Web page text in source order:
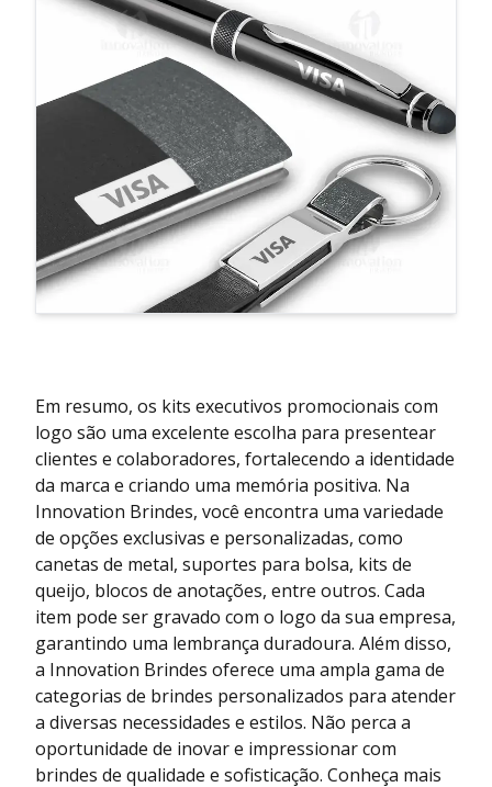
Em resumo, os kits executivos promocionais com
logo são uma excelente escolha para presentear
clientes e colaboradores, fortalecendo a identidade
da marca e criando uma memória positiva. Na
Innovation Brindes, você encontra uma variedade
de opções exclusivas e personalizadas, como
canetas de metal, suportes para bolsa, kits de
queijo, blocos de anotações, entre outros. Cada
item pode ser gravado com o logo da sua empresa,
garantindo uma lembrança duradoura. Além disso,
a Innovation Brindes oferece uma ampla gama de
categorias de brindes personalizados para atender
a diversas necessidades e estilos. Não perca a
oportunidade de inovar e impressionar com
brindes de qualidade e sofisticação. Conheça mais